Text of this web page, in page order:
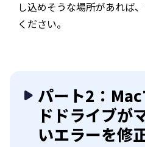
し込めそうな場所があれば
ください。
パート2：
ドドライブが
いエラーを修